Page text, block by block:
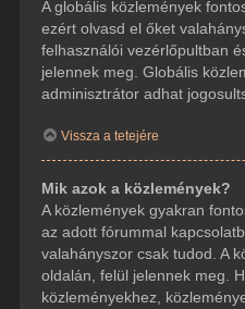
A globális közlemények
ezért olvasd el őket
felhasználói vezérlőpultban
jelennek meg. Globális
adminisztrátor adhat
Vissza a tetejére
Mik azok a közlemények?
A közlemények gyakran
az adott fórummal
valahányszor csak tudod. A
oldalán, felül jelennek meg.
közleményekhez,